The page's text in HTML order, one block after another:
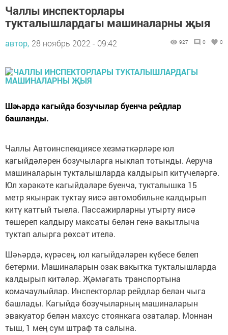
Чаллы инспекторлары
тукталышлардагы машиналарны җыя
автор, 28 ноябрь 2022 - 09:42 927 0 0
Шәһәрдә кагыйдә бозучылар буенча рейдлар
башланды.
Чаллы Автоинспекциясе хезмәткәрләре юл
кагыйдәләрен бозучыларга ныклап тотынды. Аеруча
машиналарын тукталышларда калдырып китүчеләргә.
Юл хәрәкәте кагыйдәләре буенча, тукталышка 15
метр якынрак туктау яисә автомобильне калдырып
китү катгый тыела. Пассажирларны утырту яисә
төшереп калдыру максаты белән генә вакытлыча
туктап алырга рөхсәт ителә.
Шәһәрдә, күрәсең, юл кагыйдәләрен күбесе белеп
бетерми. Машиналарын озак вакытка тукталышларда
калдырып китәләр. Җәмәгать транспортына
комачаулыйлар. Инспекторлар рейдлар белән чыга
башлады. Кагыйдә бозучыларның машиналарын
эвакуатор белән махсус стоянкага озаталар. Моннан
тыш, 1 мең сум штраф та салына.